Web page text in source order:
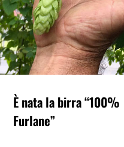
È nata la birra “100%
Furlane”